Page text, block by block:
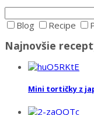
Blog Recipe
Najnovšie
Mini tortičky z